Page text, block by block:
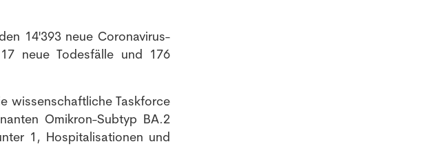
14'393 neue Coronavirus-
neue Todesfälle und 176
wissenschaftliche Taskforce
Omikron-Subtyp BA.2
1, Hospitalisationen und